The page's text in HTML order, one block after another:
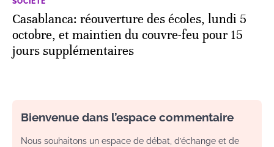
Casablanca: réouverture des écoles, lundi 5
octobre, et maintien du couvre-feu pour 15
jours supplémentaires
Bienvenue dans l’espace commentaire
Nous souhaitons un espace de débat, d’échange et de